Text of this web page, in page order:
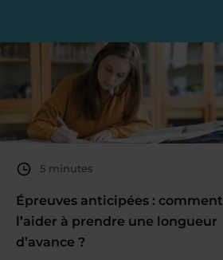
5 minutes
Épreuves anticipées : comment
l’aider à prendre une longueur
d’avance ?